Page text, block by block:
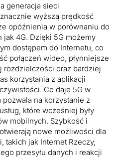
generacja sieci
wyższą prędkość
opóźnienia w porównaniu do
4G. Dzięki 5G możemy
dostępem do Internetu, co
połączeń wideo, płynniejsze
oraz bardziej
korzystania z aplikacji
Co daje 5G w
na korzystanie z
które wcześniej były
mobilnych. Szybkość i
nowe możliwości dla
jak Internet Rzeczy,
przesyłu danych i reakcji